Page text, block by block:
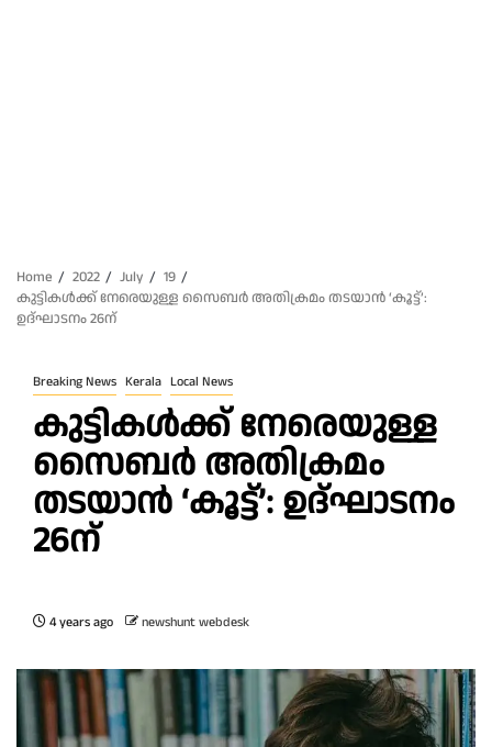
Home 2022 July
19
കുട്ടികൾക്ക് നേരെയുള്ള സൈബർ അതിക്രമം തടയാൻ ‘കൂട്ട്’:
ഉദ്ഘാടനം 26ന്
Breaking News Kerala Local News
കുട്ടികൾക്ക് നേരെയുള്ള
സൈബർ അതിക്രമം
തടയാൻ ‘കൂട്ട്’: ഉദ്ഘാടനം
26ന്
4 years ago newshunt webdesk